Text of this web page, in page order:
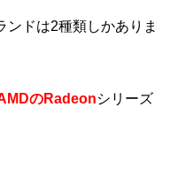
ンドは2種類しかありま
のRadeonシリーズ